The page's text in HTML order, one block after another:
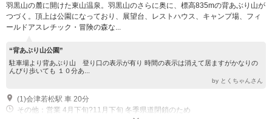
羽黒山の麓に開けた東山温泉。羽黒山のさらに奥に、標高835mの背あぶり山が
つづく。頂上は公園になっており、展望台、レストハウス、キャンプ場、フィ
ールドアスレチック・冒険の森な...
“背あぶり山公園”
駐車場より背あぶり山 登り口の表示が有り 時間の表示は消えて居ますがかなりの
んびり歩いても １０分あ...
by とくちゃんさん
(1)会津若松駅 車 20分
その他：営業 4月下旬?11月下旬 冬季県道閉鎖のため